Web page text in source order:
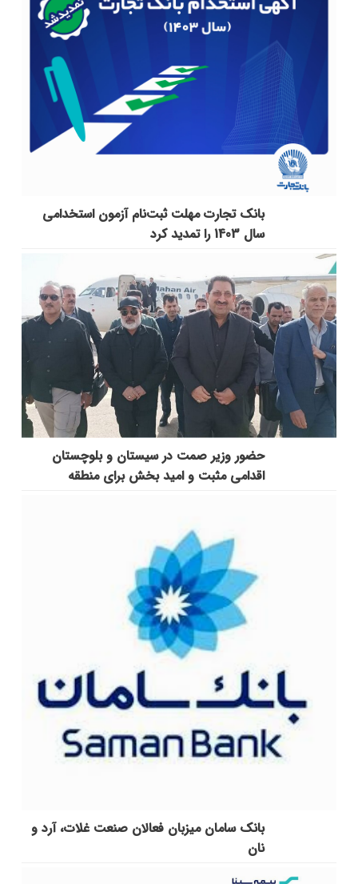
بانک تجارت مهلت ثبت‌نام آزمون استخدامی
سال 1403 را تمدید کرد
حضور وزیر صمت در سیستان و بلوچستان
اقدامی مثبت و امید بخش برای منطقه
بانک سامان میزبان فعالان صنعت غلات، آرد و
نان